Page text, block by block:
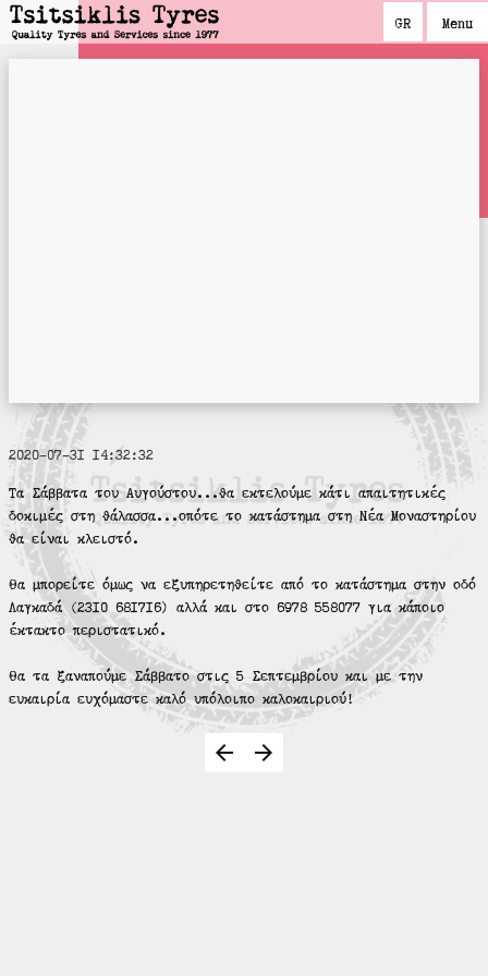
GR
GR
Menu
Menu
2020-07-31 14:32:32
Τα Σάββατα του Αυγούστου...θα εκτελούμε κάτι απαιτητικές
δοκιμές στη θάλασσα...οπότε το κατάστημα στη Νέα Μοναστηρίου
θα είναι κλειστό.
Θα μπορείτε όμως να εξυπηρετηθείτε από το κατάστημα στην οδό
Λαγκαδά (2310 681716) αλλά και στο 6978 558077 για κάποιο
έκτακτο περιστατικό.
Θα τα ξαναπούμε Σάββατο στις 5 Σεπτεμβρίου και με την
ευκαιρία ευχόμαστε καλό υπόλοιπο καλοκαιριού!
arrow_back
arrow_forward